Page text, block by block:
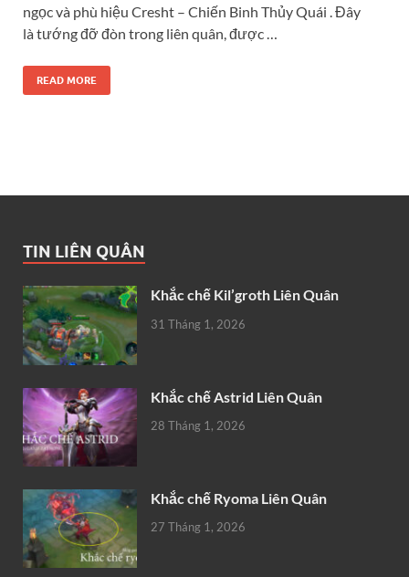
ngọc và phù hiệu Cresht – Chiến Binh Thủy Quái . Đây
là tướng đỡ đòn trong liên quân, được …
READ MORE
TIN LIÊN QUÂN
Khắc chế Kil’groth Liên Quân
31 Tháng 1, 2026
Khắc chế Astrid Liên Quân
28 Tháng 1, 2026
Khắc chế Ryoma Liên Quân
27 Tháng 1, 2026